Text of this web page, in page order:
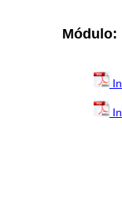
Módulo: